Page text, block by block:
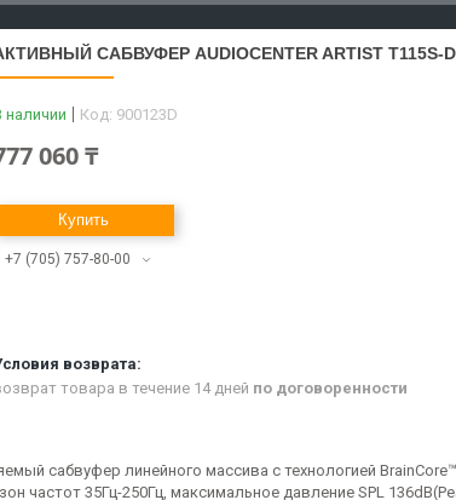
САБВУФЕР AUDIOCENTER ARTIST T115S-
наличии Код: 900123D
060 ₸
Купить
+7 (705) 757-80-00
товара в течение 14 дней по договоренности
сабвуфер линейного массива с технологией
частот 35Гц-250Гц, максимальное давление SPL